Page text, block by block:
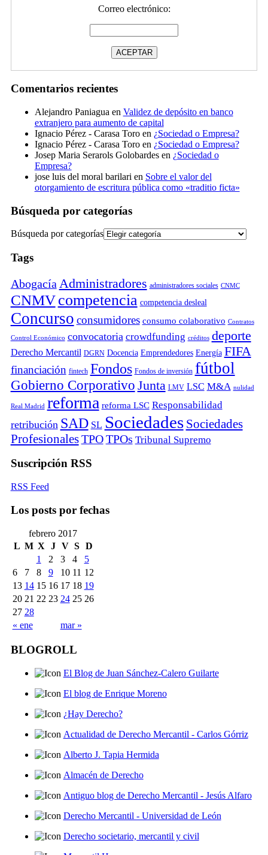
Correo electrónico:
Comentarios recientes
Alejandro Paniagua en Validez de depósito en banco
extranjero para aumento de capital
Ignacio Pérez - Carasa Toroen ¿Sociedad o Empresa?
Ignacio Pérez - Carasa Toroen ¿Sociedad o Empresa?
Josep Maria Serarols Golobardesen ¿Sociedad o
Empresa?
jose luis del moral barilari en Sobre el valor del
otorgamiento de escritura pública como «traditio ficta»
Búsqueda por categorías
Búsqueda por categorías
Tags
Abogacía Administradores administradores sociales CNMC
CNMV competencia competencia desleal
Concurso consumidores consumo colaborativo Contratos
Control Económico convocatoria crowdfunding créditos deporte
Derecho Mercantil DGRN Docencia Emprendedores Energía FIFA
financiación fintech Fondos Fondos de inversión fútbol
Gobierno Corporativo Junta LMV LSC M&A nulidad
Real Madrid reforma reforma LSC Responsabilidad
retribución SAD SL Sociedades Sociedades
Profesionales TPO TPOs Tribunal Supremo
Suscripción RSS
RSS Feed
Los posts por fechas
febrero 2017
L M X J V S D
« ene mar »
1 2 3 4
5
6
7 8 9 10 11 12
13 14 15 16 17 18 19
20 21 22 23 24 25 26
27 28
BLOGROLL
El Blog de Juan Sánchez-Calero Guilarte
El blog de Enrique Moreno
¿Hay Derecho?
Actualidad de Derecho Mercantil - Carlos Górriz
Alberto J. Tapia Hermida
Almacén de Derecho
Antiguo blog de Derecho Mercantil - Jesús Alfaro
Derecho Mercantil - Universidad de León
Derecho societario, mercantil y civil